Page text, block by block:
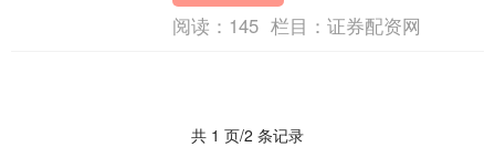
阅读： 145 栏目： 证券配资网
共 1 页/2 条记录